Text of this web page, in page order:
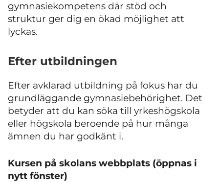
gymnasiekompetens där stöd och
struktur ger dig en ökad möjlighet att
lyckas.
Efter utbildningen
Efter avklarad utbildning på fokus har du
grundläggande gymnasiebehörighet. Det
betyder att du kan söka till yrkeshögskola
eller högskola beroende på hur många
ämnen du har godkänt i.
Kursen på skolans webbplats (öppnas i
nytt fönster)